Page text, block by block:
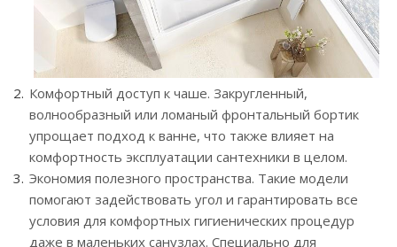
Комфортный доступ к чаше. Закругленный,
волнообразный или ломаный фронтальный бортик
упрощает подход к ванне, что также влияет на
комфортность эксплуатации сантехники в целом.
Экономия полезного пространства. Такие модели
помогают задействовать угол и гарантировать все
условия для комфортных гигиенических процедур
даже в маленьких санузлах. Специально для